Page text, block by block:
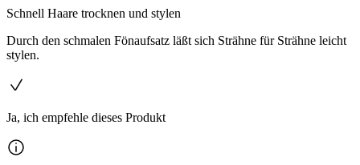
Schnell Haare trocknen und stylen
Durch den schmalen Fönaufsatz läßt sich Strähne für Strähne leicht
stylen.
Ja, ich empfehle dieses Produkt